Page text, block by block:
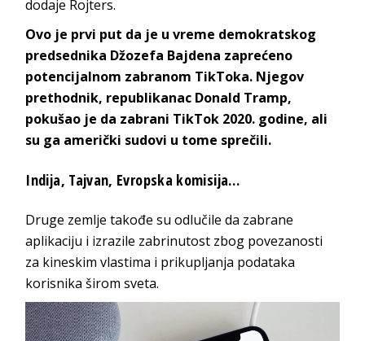
dodaje Rojters.
Ovo je prvi put da je u vreme demokratskog
predsednika Džozefa Bajdena zaprećeno
potencijalnom zabranom TikToka. Njegov
prethodnik, republikanac Donald Tramp,
pokušao je da zabrani TikTok 2020. godine, ali
su ga američki sudovi u tome sprečili.
Indija, Tajvan, Evropska komisija…
Druge zemlje takođe su odlučile da zabrane
aplikaciju i izrazile zabrinutost zbog povezanosti
za kineskim vlastima i prikupljanja podataka
korisnika širom sveta.